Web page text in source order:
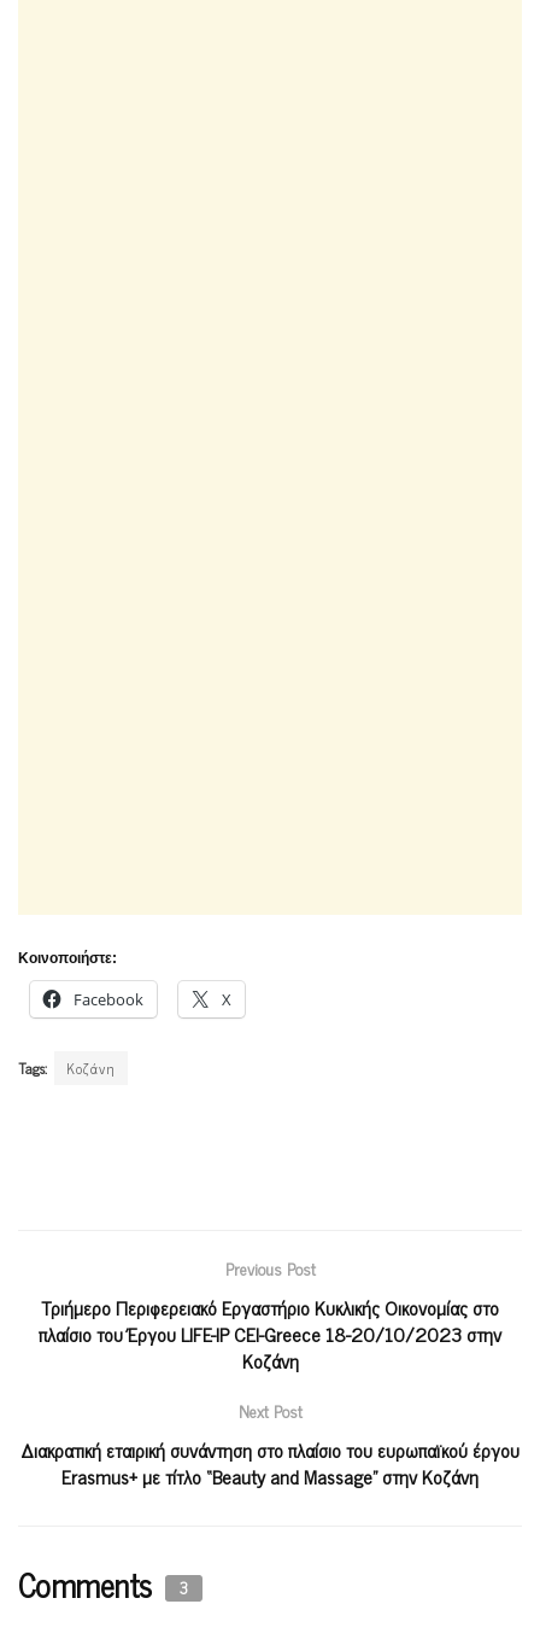
Κοινοποιήστε:
Facebook X
Tags: Κοζάνη
Previous Post
Τριήμερο Περιφερειακό Εργαστήριο Κυκλικής Οικονομίας στο
πλαίσιο του Έργου LIFE-IP CEI-Greece 18-20/10/2023 στην
Κοζάνη
Next Post
Διακρατική εταιρική συνάντηση στο πλαίσιο του ευρωπαϊκού έργου
Erasmus+ με τίτλο “Beauty and Massage” στην Κοζάνη
Comments 3